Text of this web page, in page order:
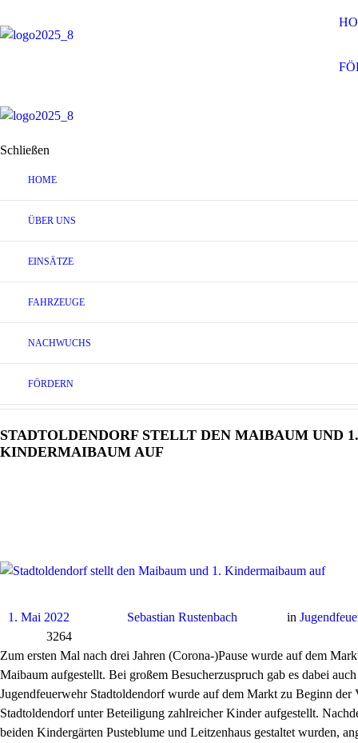
Schließen
HOME
ÜBER UNS
EINSÄTZE
FAHRZEUGE
NACHWUCHS
FÖRDERN
STADTOLDENDORF STELLT DEN MAIBAUM UND 1.
KINDERMAIBAUM AUF
1. Mai 2022 Sebastian Rustenbach in
3264
Zum ersten Mal nach drei Jahren (Corona-)Pause wurde auf dem
Maibaum aufgestellt. Bei großem Besucherzuspruch gab es dabei
Jugendfeuerwehr Stadtoldendorf wurde auf dem Markt zu Beginn der
Stadtoldendorf unter Beteiligung zahlreicher Kinder aufgestellt.
beiden Kindergärten Pusteblume und Leitzenhaus gestaltet wurden,